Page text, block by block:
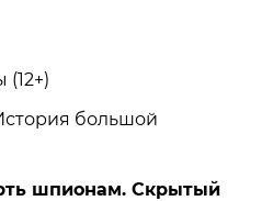
большой
шпионам. Скрытый